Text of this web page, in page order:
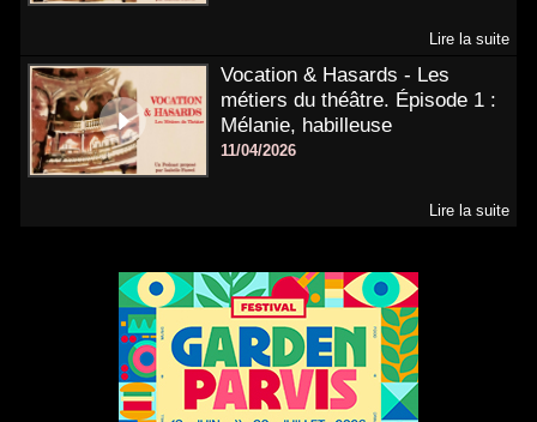
Lire la suite
Vocation & Hasards - Les
métiers du théâtre. Épisode 1 :
Mélanie, habilleuse
11/04/2026
Lire la suite